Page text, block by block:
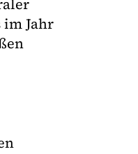
im Jahr